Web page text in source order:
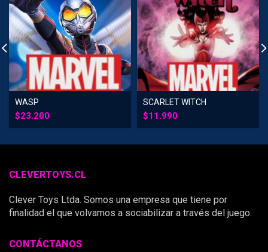
WASP
$23.200
SCARLET WITCH
$11.990
CLEVERTOYS.CL
Clever Toys Ltda. Somos una empresa que tiene por
finalidad el que volvamos a sociabilizar a través del juego.
CONTÁCTANOS